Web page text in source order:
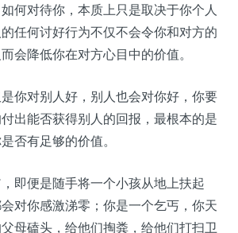
何对待你，本质上只是取决于你个人
任何讨好行为不仅不会令你和对方的
会降低你在对方心目中的价值。
你对别人好，别人也会对你好，你要
出能否获得别人的回报，最根本的是
否有足够的价值。
即便是随手将一个小孩从地上扶起
对你感激涕零；你是一个乞丐，你天
母磕头，给他们掏粪，给他们打扫卫